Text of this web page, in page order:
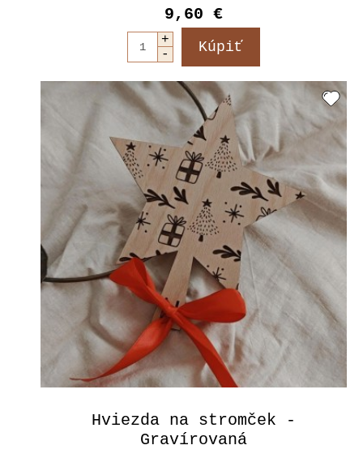
9,60 €
Hviezda na stromček -
Gravírovaná